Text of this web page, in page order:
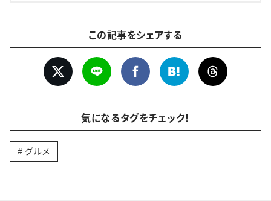
この記事をシェアする
気になるタグをチェック！
グルメ